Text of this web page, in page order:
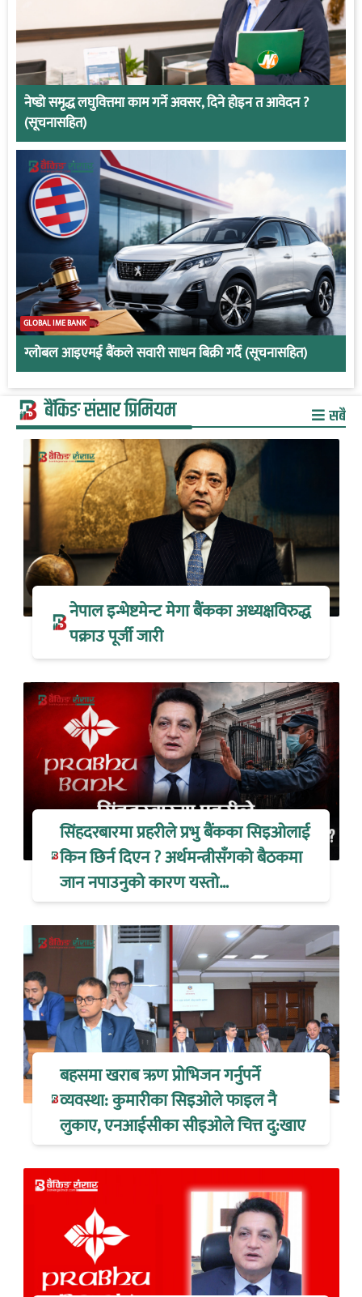
नेष्डो समृद्ध लघुवित्तमा काम गर्ने अवसर, दिने होइन त आवेदन ?
(सूचनासहित)
GLOBAL IME BANK
ग्लोबल आइएमई बैंकले सवारी साधन बिक्री गर्दै (सूचनासहित)
बैंकिङ संसार प्रिमियम सबै
नेपाल इन्भेष्टमेन्ट मेगा बैंकका अध्यक्षविरुद्ध
पक्राउ पूर्जी जारी
सिंहदरबारमा प्रहरीले प्रभु बैंकका सिइओलाई
किन छिर्न दिएन ? अर्थमन्त्रीसँगको बैठकमा
जान नपाउनुको कारण यस्तो…
बहसमा खराब ऋण प्रोभिजन गर्नुपर्ने
व्यवस्था: कुमारीका सिइओले फाइल नै
लुकाए, एनआईसीका सीइओले चित्त दु:खाए